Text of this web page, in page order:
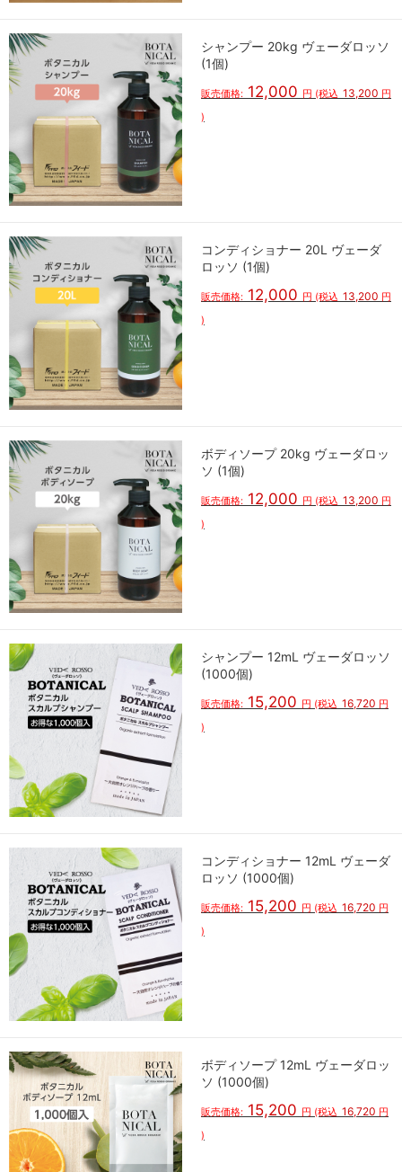
シャンプー 20kg ヴェーダロッソ
(1個)
販売価格: 12,000 円 (税込 13,200 円
)
コンディショナー 20L ヴェーダ
ロッソ (1個)
販売価格: 12,000 円 (税込 13,200 円
)
ボディソープ 20kg ヴェーダロッ
ソ (1個)
販売価格: 12,000 円 (税込 13,200 円
)
シャンプー 12mL ヴェーダロッソ
(1000個)
販売価格: 15,200 円 (税込 16,720 円
)
コンディショナー 12mL ヴェーダ
ロッソ (1000個)
販売価格: 15,200 円 (税込 16,720 円
)
ボディソープ 12mL ヴェーダロッ
ソ (1000個)
販売価格: 15,200 円 (税込 16,720 円
)